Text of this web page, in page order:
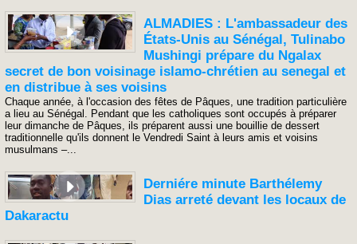
ALMADIES : L'ambassadeur des
États-Unis au Sénégal, Tulinabo
Mushingi prépare du Ngalax
secret de bon voisinage islamo-chrétien au senegal et
en distribue à ses voisins
Chaque année, à l'occasion des fêtes de Pâques, une tradition particulière
a lieu au Sénégal. Pendant que les catholiques sont occupés à préparer
leur dimanche de Pâques, ils préparent aussi une bouillie de dessert
traditionnelle qu'ils donnent le Vendredi Saint à leurs amis et voisins
musulmans –...
Derniére minute Barthélemy
Dias arreté devant les locaux de
Dakaractu